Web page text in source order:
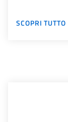
SCOPRI TUTTO